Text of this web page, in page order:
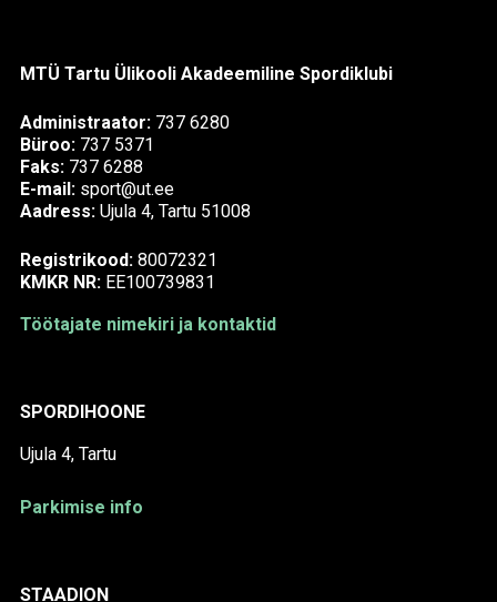
MTÜ Tartu Ülikooli Akadeemiline Spordiklubi
Administraator: 737 6280
Büroo: 737 5371
Faks: 737 6288
E-mail: sport@ut.ee
Aadress: Ujula 4, Tartu 51008
Registrikood: 80072321
KMKR NR: EE100739831
Töötajate nimekiri ja kontaktid
SPORDIHOONE
Ujula 4, Tartu
Parkimise info
STAADION